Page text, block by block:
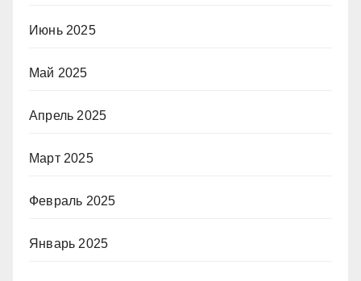
Июнь 2025
Май 2025
Апрель 2025
Март 2025
Февраль 2025
Январь 2025